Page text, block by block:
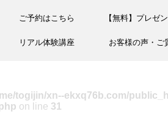
ご予約はこちら 【無料】プレゼ
リアル体験講座 お客様の声・ご
togijin/xn--ekxq76b.com/
on line 31